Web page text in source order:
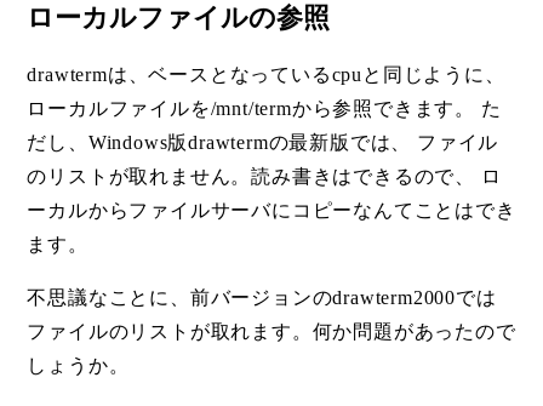
ローカルファイルの参照
drawtermは、ベースとなっているcpuと同じように、
ローカルファイルを/mnt/termから参照できます。 た
だし、Windows版drawtermの最新版では、 ファイル
のリストが取れません。読み書きはできるので、 ロ
ーカルからファイルサーバにコピーなんてことはでき
ます。
不思議なことに、前バージョンのdrawterm2000では
ファイルのリストが取れます。何か問題があったので
しょうか。